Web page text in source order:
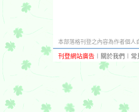
本部落格刊登之內容為作者個人
刊登網站廣告 關於我們 常